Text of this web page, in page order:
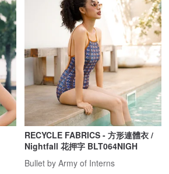
RECYCLE FABRICS - 方形連體衣 /
Nightfall 花押字 BLT064NIGH
Bullet by Army of Interns